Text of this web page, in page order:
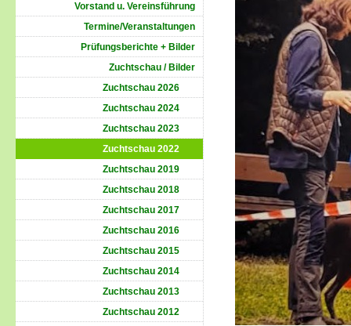
Vorstand u. Vereinsführung
Termine/Veranstaltungen
Prüfungsberichte + Bilder
Zuchtschau / Bilder
Zuchtschau 2026
Zuchtschau 2024
Zuchtschau 2023
Zuchtschau 2022
Zuchtschau 2019
Zuchtschau 2018
Zuchtschau 2017
Zuchtschau 2016
Zuchtschau 2015
Zuchtschau 2014
Zuchtschau 2013
Zuchtschau 2012